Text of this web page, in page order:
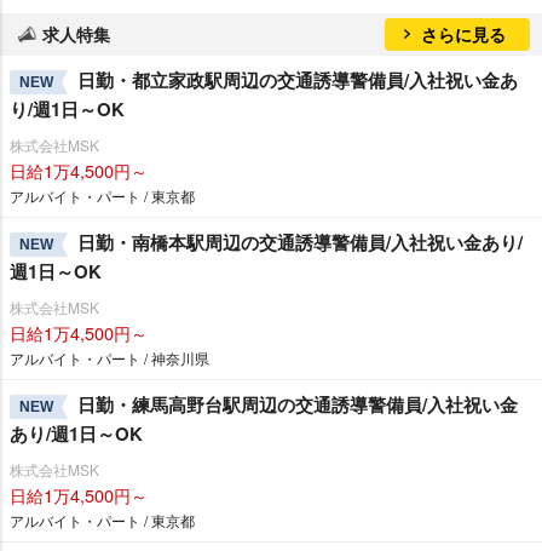
求人特集 さらに見る
NEW
日勤・都立家政駅周辺の交通誘導警備員/入社祝い金あ
り/週1日～OK
株式会社MSK
日給1万4,500円～
アルバイト・パート / 東京都
NEW
日勤・南橋本駅周辺の交通誘導警備員/入社祝い金あり/
週1日～OK
株式会社MSK
日給1万4,500円～
アルバイト・パート / 神奈川県
NEW
日勤・練馬高野台駅周辺の交通誘導警備員/入社祝い金
あり/週1日～OK
株式会社MSK
日給1万4,500円～
アルバイト・パート / 東京都